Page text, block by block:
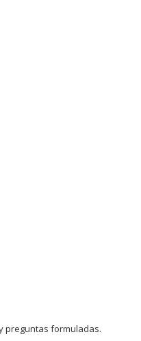
preguntas formuladas.